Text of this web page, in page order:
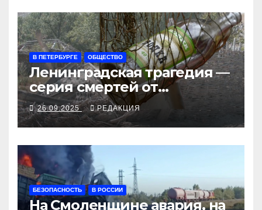
В ПЕТЕРБУРГЕ ОБЩЕСТВО
Ленинградская трагедия —
серия смертей от
алкосуррогата
26.09.2025 РЕДАКЦИЯ
БЕЗОПАСНОСТЬ В РОССИИ
На Смоленщине авария, на